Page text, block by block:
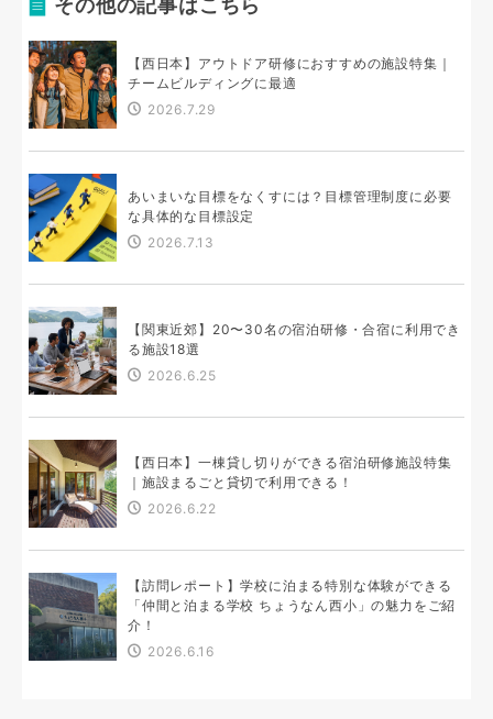
その他の記事はこちら
【西日本】アウトドア研修におすすめの施設特集｜
チームビルディングに最適
2026.7.29
あいまいな目標をなくすには？目標管理制度に必要
な具体的な目標設定
2026.7.13
【関東近郊】20〜30名の宿泊研修・合宿に利用でき
る施設18選
2026.6.25
【西日本】一棟貸し切りができる宿泊研修施設特集
｜施設まるごと貸切で利用できる！
2026.6.22
【訪問レポート】学校に泊まる特別な体験ができる
「仲間と泊まる学校 ちょうなん西小」の魅力をご紹
介！
2026.6.16